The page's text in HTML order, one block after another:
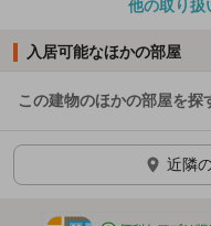
他の取り扱
入居可能なほかの部屋
この建物のほかの部屋を探
ほかの部屋を検索中…
近隣